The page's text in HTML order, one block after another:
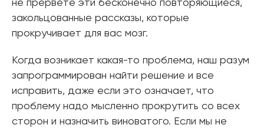
не прервете эти бесконечно повторяющиеся,
закольцованные рассказы, которые
прокручивает для вас мозг.
Когда возникает какая-то проблема, наш разум
запрограммирован найти решение и все
исправить, даже если это означает, что
проблему надо мысленно прокрутить со всех
сторон и назначить виноватого. Если мы не